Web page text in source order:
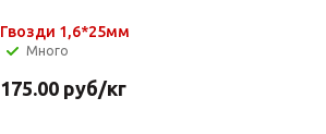
Гвозди 1,6*25мм
Много
175.00руб/кг